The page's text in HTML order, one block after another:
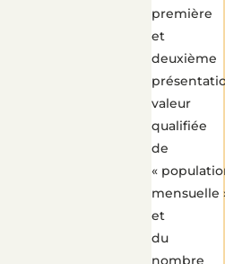
première
et
deuxième
valeur
qualifiée
de
«
mensuelle
et
du
nombre